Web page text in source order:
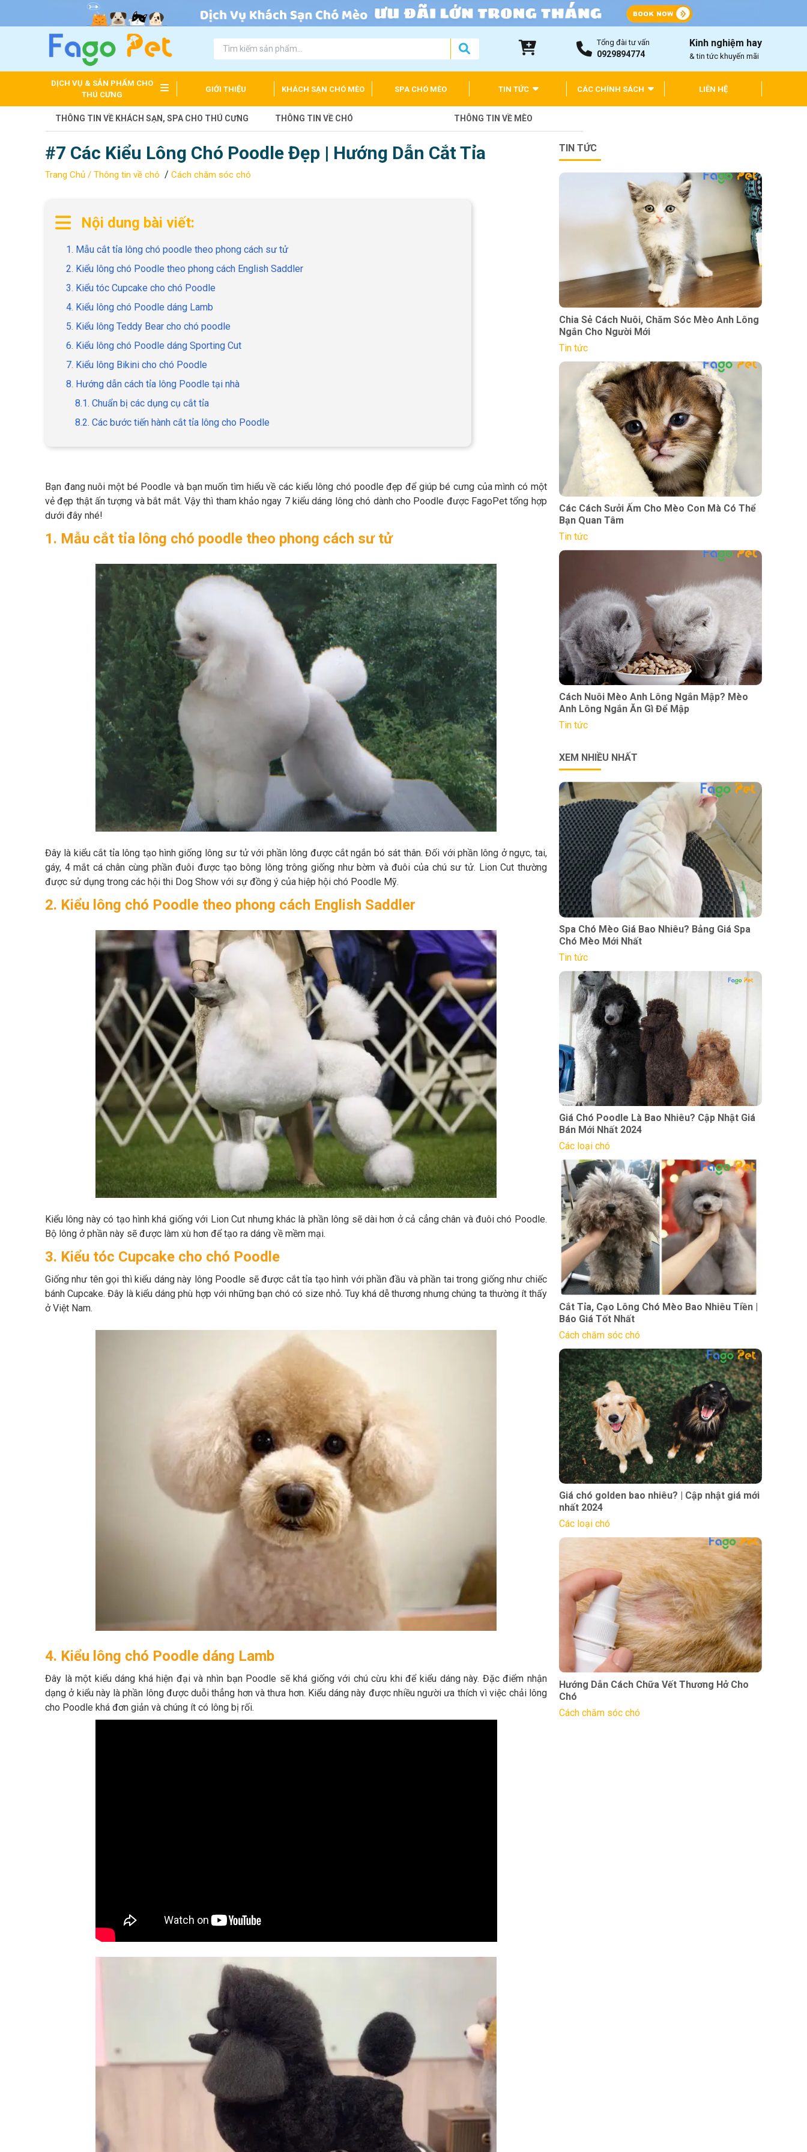
Tổng đài tư vấn
0929894774
Kinh nghiệm hay
& tin tức khuyến mãi
DỊCH VỤ & SẢN PHẨM CHO
THÚ CƯNG
GIỚI THIỆU KHÁCH SẠN CHÓ MÈO SPA CHÓ MÈO TIN TỨC CÁC CHÍNH SÁCH LIÊN HỆ
THÔNG TIN VỀ KHÁCH SẠN, SPA CHO THÚ CƯNG THÔNG TIN VỀ CHÓ THÔNG TIN VỀ MÈO
#7 Các Kiểu Lông Chó Poodle Đẹp | Hướng Dẫn Cắt Tỉa
Trang Chủ / Thông tin về chó / Cách chăm sóc chó
Nội dung bài viết:
1. Mẫu cắt tỉa lông chó poodle theo phong cách sư tử
2. Kiểu lông chó Poodle theo phong cách English Saddler
3. Kiểu tóc Cupcake cho chó Poodle
4. Kiểu lông chó Poodle dáng Lamb
5. Kiểu lông Teddy Bear cho chó poodle
6. Kiểu lông chó Poodle dáng Sporting Cut
7. Kiểu lông Bikini cho chó Poodle
8. Hướng dẫn cách tỉa lông Poodle tại nhà
8.1. Chuẩn bị các dụng cụ cắt tỉa
8.2. Các bước tiến hành cắt tỉa lông cho Poodle
Bạn đang nuôi một bé Poodle và bạn muốn tìm hiểu về các kiểu lông chó poodle đẹp để giúp bé cưng của mình có một
vẻ đẹp thật ấn tượng và bắt mắt. Vậy thì tham khảo ngay 7 kiểu dáng lông chó dành cho Poodle được FagoPet tổng hợp
dưới đây nhé!
1. Mẫu cắt tỉa lông chó poodle theo phong cách sư tử
Đây là kiểu cắt tỉa lông tạo hình giống lông sư tử với phần lông được cắt ngắn bó sát thân. Đối với phần lông ở ngực, tai,
gáy, 4 mắt cá chân cùng phần đuôi được tạo bông lông trông giống như bờm và đuôi của chú sư tử. Lion Cut thường
được sử dụng trong các hội thi Dog Show với sự đồng ý của hiệp hội chó Poodle Mỹ.
2. Kiểu lông chó Poodle theo phong cách English Saddler
Kiểu lông này có tạo hình khá giống với Lion Cut nhưng khác là phần lông sẽ dài hơn ở cả cẳng chân và đuôi chó Poodle.
Bộ lông ở phần này sẽ được làm xù hơn để tạo ra dáng về mềm mại.
3. Kiểu tóc Cupcake cho chó Poodle
Giống như tên gọi thì kiểu dáng này lông Poodle sẽ được cắt tỉa tạo hình với phần đầu và phần tai trong giống như chiếc
bánh Cupcake. Đây là kiểu dáng phù hợp với những bạn chó có size nhỏ. Tuy khá dễ thương nhưng chúng ta thường ít thấy
ở Việt Nam.
4. Kiểu lông chó Poodle dáng Lamb
Đây là một kiểu dáng khá hiện đại và nhìn bạn Poodle sẽ khá giống với chú cừu khi để kiểu dáng này. Đặc điểm nhận
dạng ở kiểu này là phần lông được duỗi thẳng hơn và thưa hơn. Kiểu dáng này được nhiều người ưa thích vì việc chải lông
cho Poodle khá đơn giản và chúng ít có lông bị rối.
TIN TỨC
Chia Sẻ Cách Nuôi, Chăm Sóc Mèo Anh Lông
Ngắn Cho Người Mới
Tin tức
Các Cách Sưởi Ấm Cho Mèo Con Mà Có Thể
Bạn Quan Tâm
Tin tức
Cách Nuôi Mèo Anh Lông Ngắn Mập? Mèo
Anh Lông Ngắn Ăn Gì Để Mập
Tin tức
XEM NHIỀU NHẤT
Spa Chó Mèo Giá Bao Nhiêu? Bảng Giá Spa
Chó Mèo Mới Nhất
Tin tức
Giá Chó Poodle Là Bao Nhiêu? Cập Nhật Giá
Bán Mới Nhất 2024
Các loại chó
Cắt Tỉa, Cạo Lông Chó Mèo Bao Nhiêu Tiền |
Báo Giá Tốt Nhất
Cách chăm sóc chó
Giá chó golden bao nhiêu? | Cập nhật giá mới
nhất 2024
Các loại chó
Hướng Dẫn Cách Chữa Vết Thương Hở Cho
Chó
Cách chăm sóc chó